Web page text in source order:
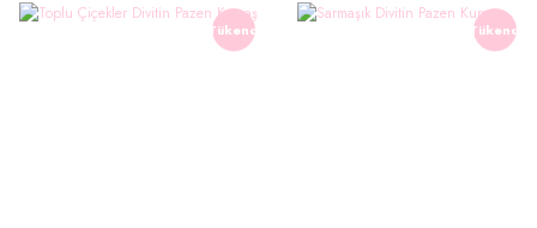
Tükendi Tükendi